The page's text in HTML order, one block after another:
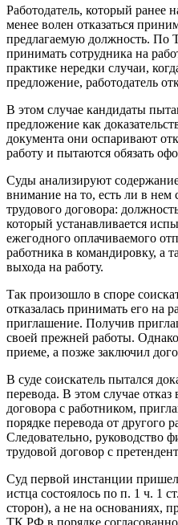
Работодатель, который ранее
менее волен отказаться
предлагаемую должность. По
принимать сотрудника на
практике нередки случаи,
предложение, работодатель
В этом случае кандидаты
предложение как
документа они оспаривают
работу и пытаются обязать
Суды анализируют
внимание на то, есть ли в нем
трудового договора:
который устанавливается
ежегодного оплачиваемого
работника в командировку, а
выхода на работу.
Так произошло в споре
отказалась принимать его на
приглашение. Получив
своей прежней работы. Однако
приеме, а позже заключил
В суде соискатель пытался
перевода. В этом случае
договора с работником,
порядке перевода от другого
Следовательно, руководство
трудовой договор с
Суд первой инстанции
истца состоялось по п. 1 ч. 1
сторон), а не на основаниях,
ТК РФ в порядке